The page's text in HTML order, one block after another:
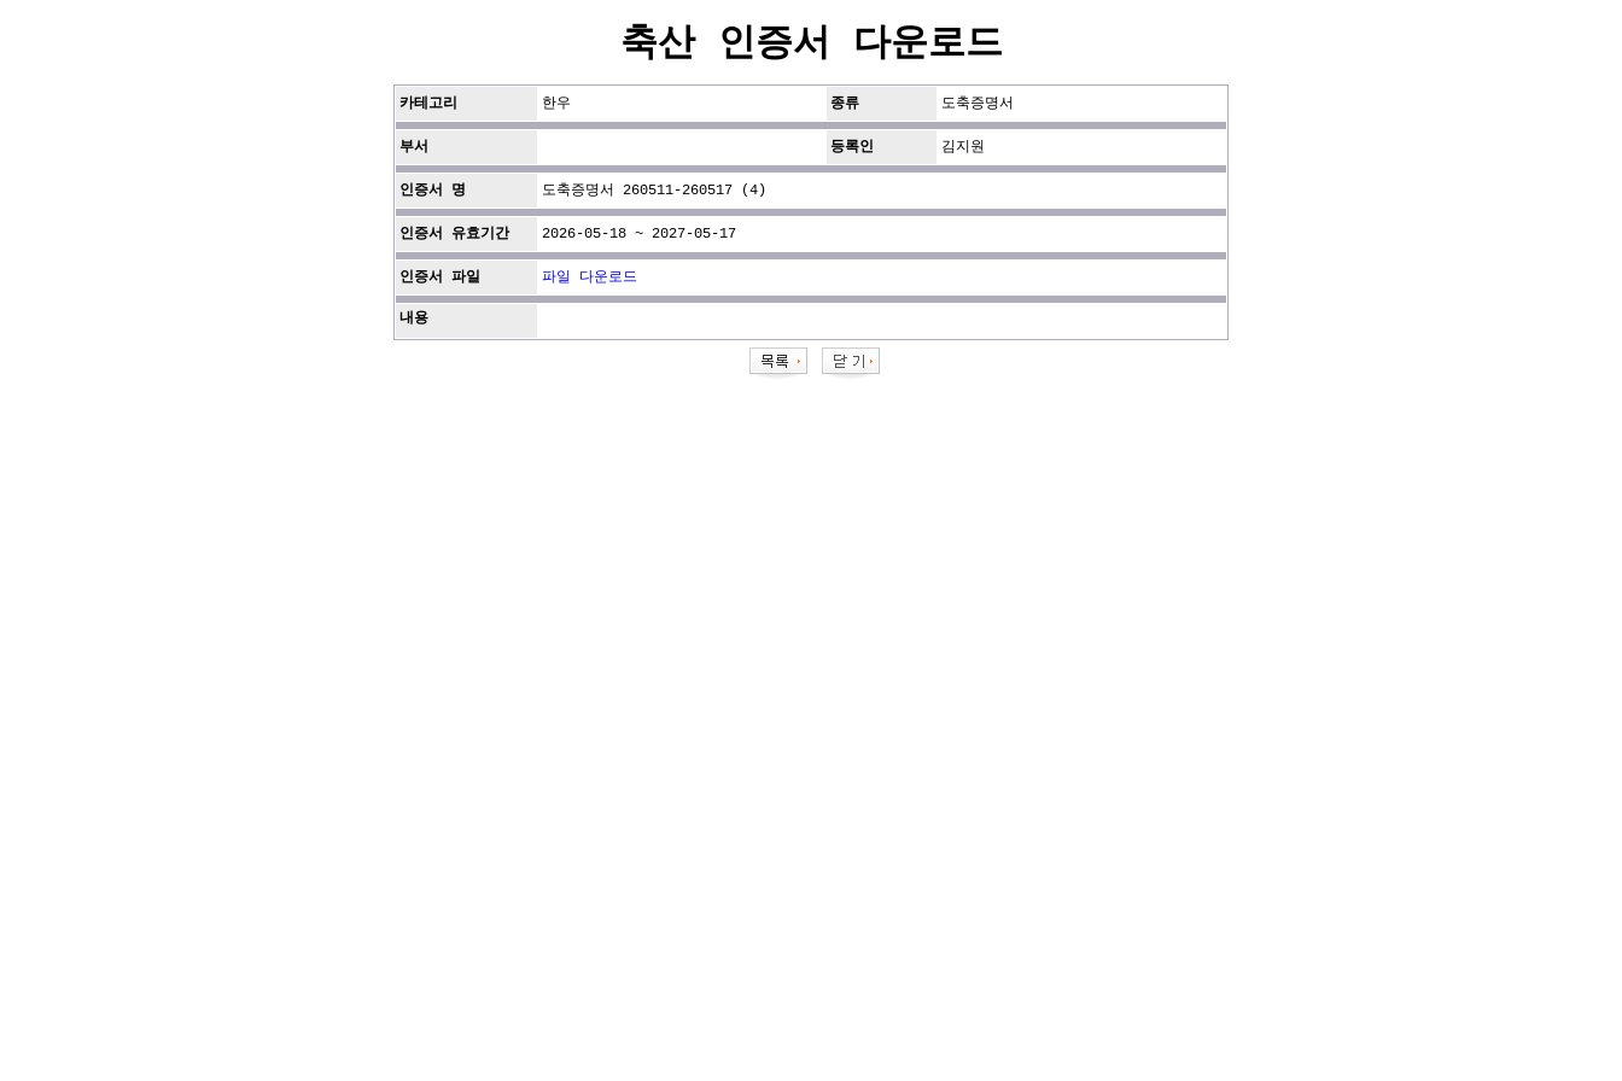
축산 인증서 다운로드
카테고리 한우 종류 도축증명서
부서 등록인 김지원
인증서 명 도축증명서 260511-260517 (4)
인증서 유효기간 2026-05-18 ~ 2027-05-17
인증서 파일 파일 다운로드
내용